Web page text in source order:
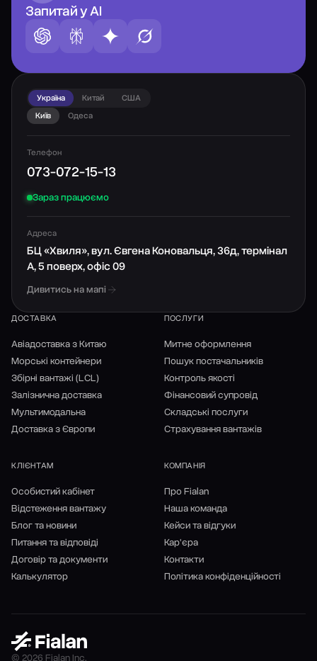
Запитай у AI
Україна Китай
США
Київ
Одеса
Телефон
073-072-15-13
Зараз працюємо
Адреса
БЦ «Хвиля», вул. Євгена Коновальця, 36д, термінал
А, 5 поверх, офіс 09
Дивитись на мапі
ДОСТАВКА
Авіадоставка з Китаю
Морські контейнери
Збірні вантажі (LCL)
Залізнична доставка
Мультимодальна
Доставка з Європи
ПОСЛУГИ
Митне оформлення
Пошук постачальників
Контроль якості
Фінансовий супровід
Складські послуги
Страхування вантажів
КЛІЄНТАМ
Особистий кабінет
Відстеження вантажу
Блог та новини
Питання та відповіді
Договір та документи
Калькулятор
КОМПАНІЯ
Про Fialan
Наша команда
Кейси та відгуки
Кар'єра
Контакти
Політика конфіденційності
© 2026 Fialan Inc.